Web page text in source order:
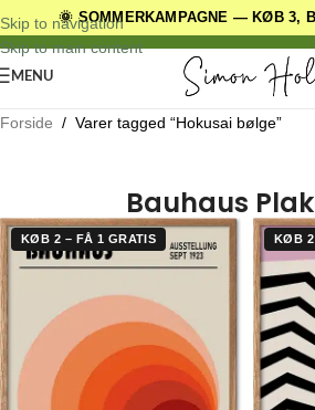
🌞 SOMMERKAMPAGNE — KØB 3,
Skip to navigation
Skip to main content
DANSKE ORIGINALE
MENU
Forside / Varer tagged “Hokusai bølge”
Bauhaus
KØB 2 – FÅ 1 GRATIS KØB 2